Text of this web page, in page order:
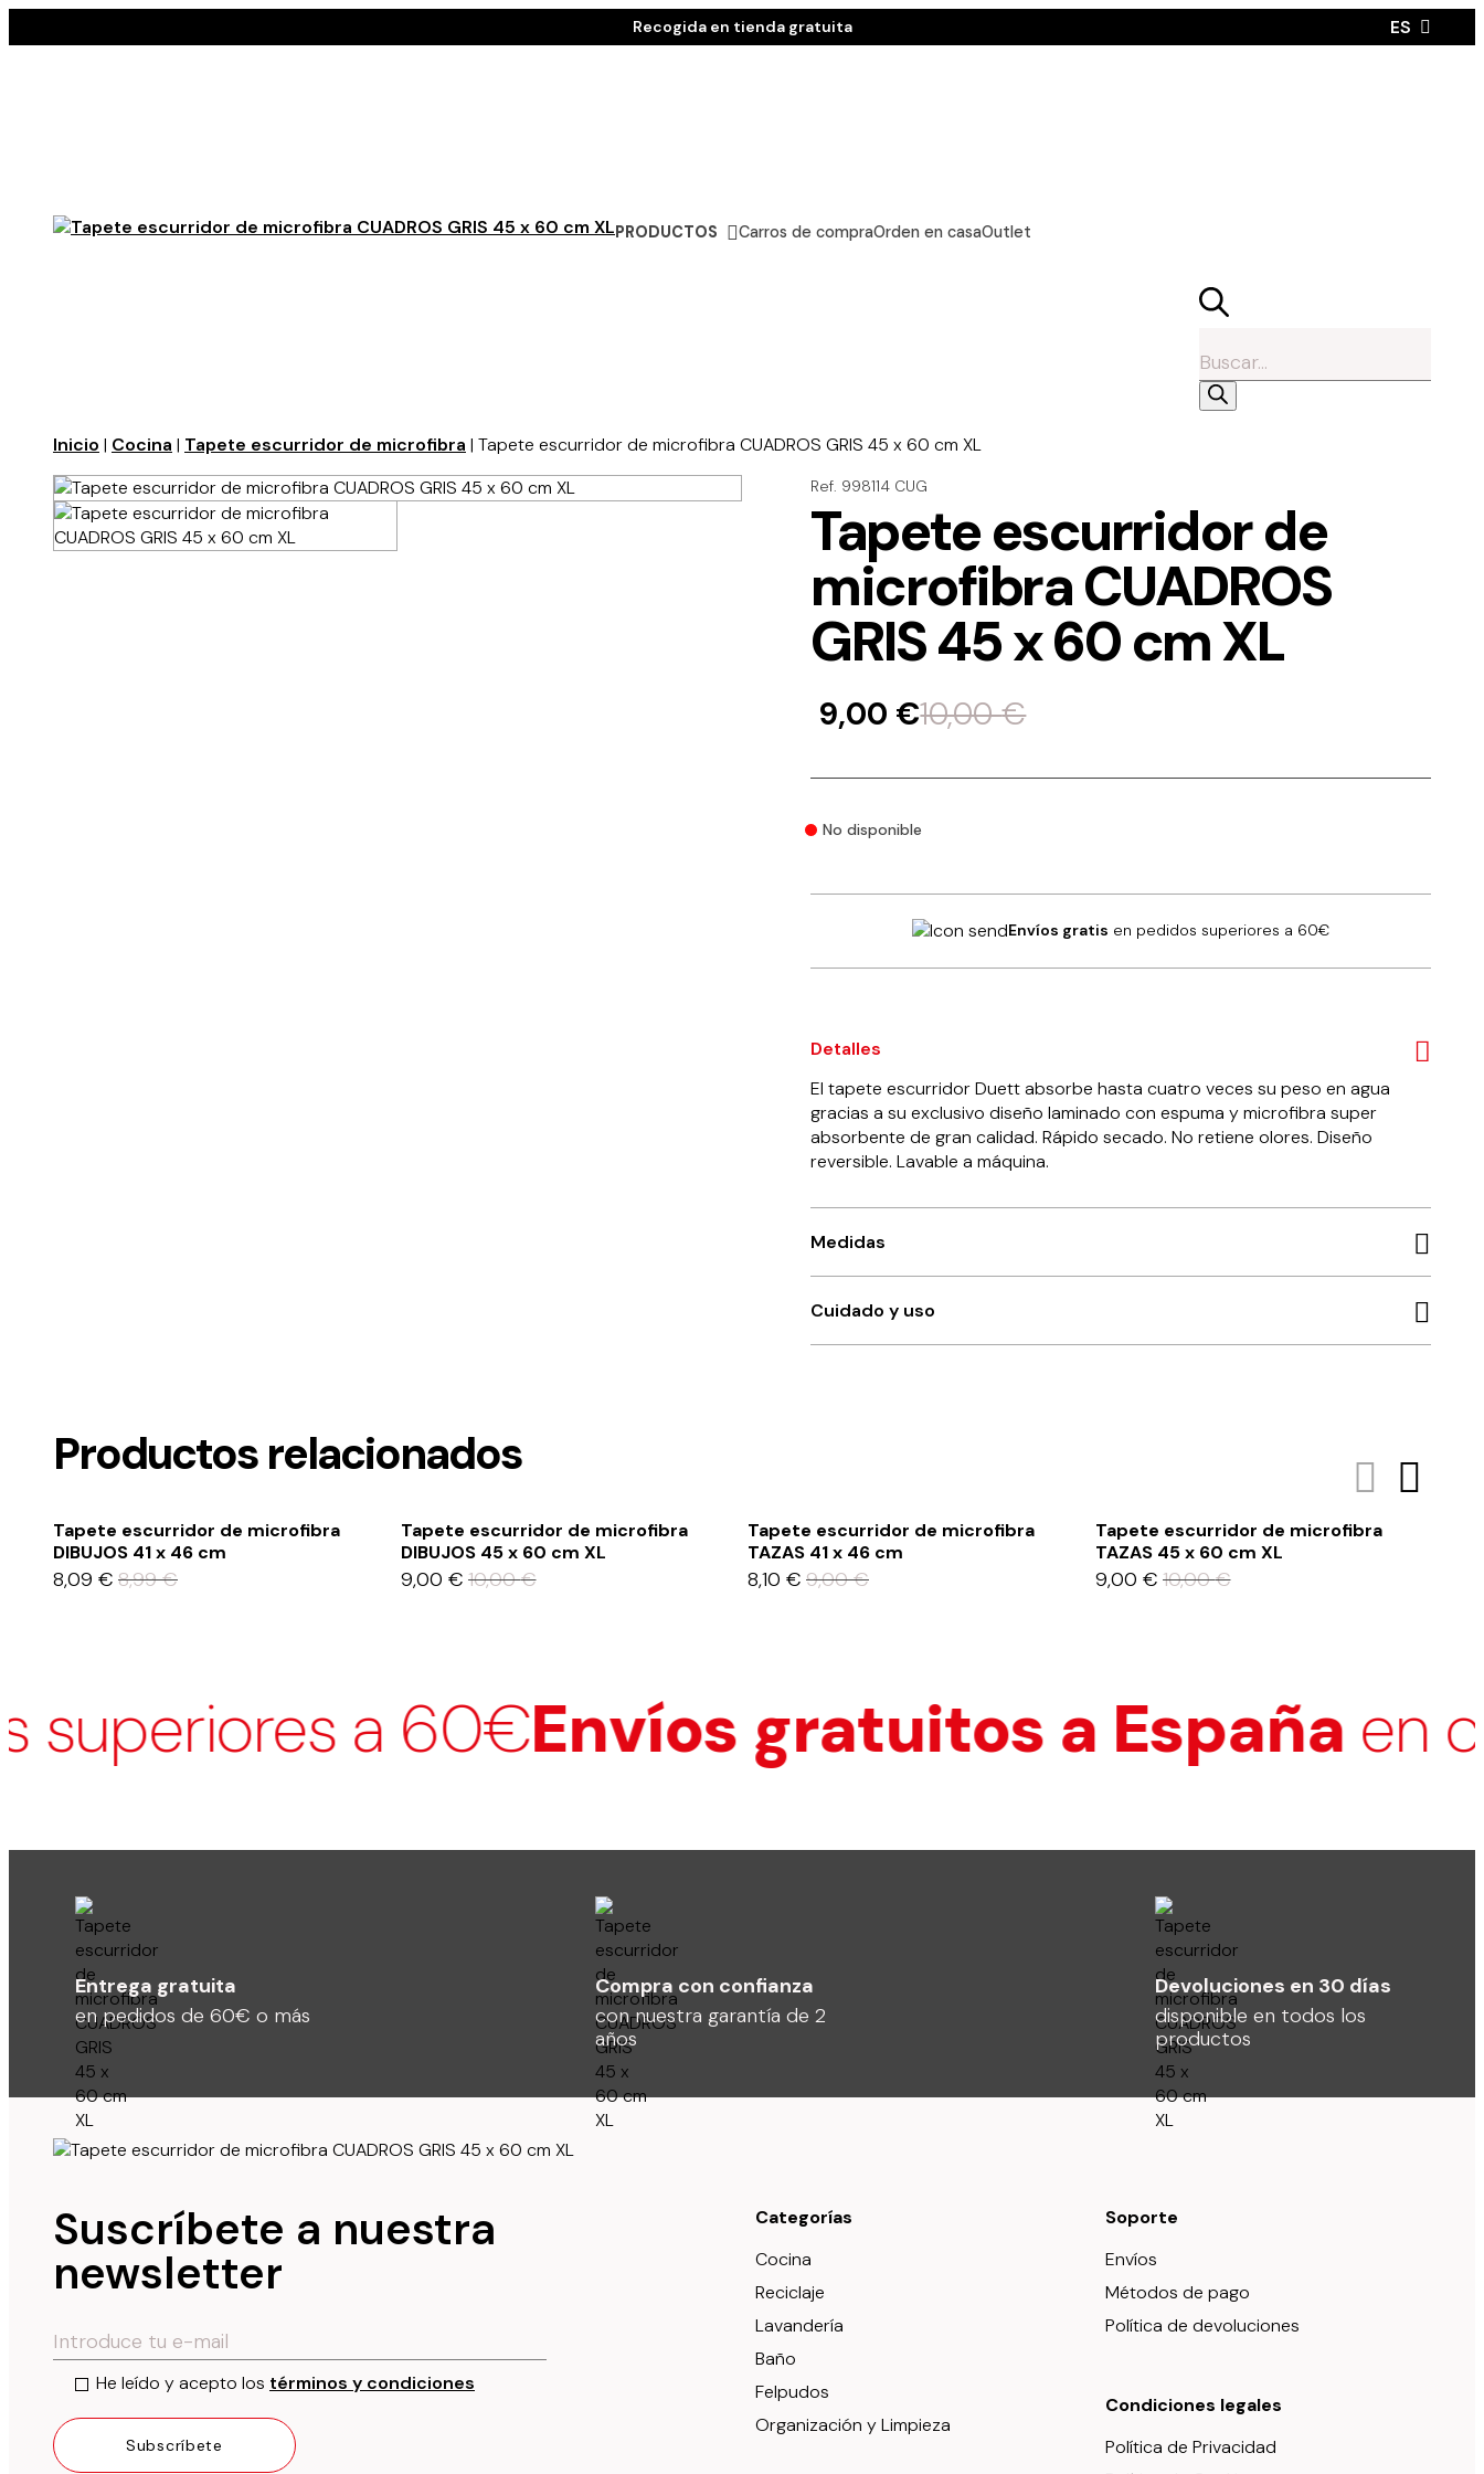
Recogida en tienda gratuita ES
de
productos
PRODUCTOS Carros de compraOrden en casaOutlet
Inicio | Cocina | Tapete escurridor de microfibra | Tapete escurridor de microfibra CUADROS GRIS 45 x 60 cm XL
Ref. 998114 CUG
Tapete escurridor de
microfibra CUADROS
GRIS 45 x 60 cm XL
10,00€
9,00 €
No disponible
Envíos gratis en pedidos superiores a 60€
Detalles
El tapete escurridor Duett absorbe hasta cuatro veces su peso en agua
gracias a su exclusivo diseño laminado con espuma y microfibra super
absorbente de gran calidad. Rápido secado. No retiene olores. Diseño
reversible. Lavable a máquina.
Medidas
Cuidado y uso
Productos relacionados
Tapete escurridor de microfibra
DIBUJOS 41 x 46 cm
8,99€
8,09 €
Tapete escurridor de microfibra
DIBUJOS 45 x 60 cm XL
10,00€
9,00 €
Tapete escurridor de microfibra
TAZAS 41 x 46 cm
9,00€
8,10 €
Tapete escurridor de microfibra
TAZAS 45 x 60 cm XL
10,00€
9,00 €
a 60€Envíos gratuitos a Españaen
Entrega gratuita
en pedidos de 60€ o más
Compra con confianza
con nuestra garantía de 2
años
Devoluciones en 30 días
disponible en todos los
productos
Suscríbete a nuestra
newsletter
He leído y acepto los términos y condiciones
Categorías
Cocina
Reciclaje
Lavandería
Baño
Felpudos
Organización y Limpieza
Soporte
Envíos
Métodos de pago
Política de devoluciones
Condiciones legales
Política de Privacidad